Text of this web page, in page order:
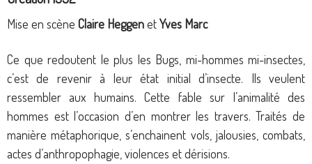
Mise en scène Claire HeggenetYves Marc
Ce que redoutent le plus les Bugs, mi-hommes mi-insectes,
c’est de revenir à leur état initial d’insecte. Ils veulent
ressembler aux humains. Cette fable sur l’animalité des
hommes est l’occasion d’en montrer les travers. Traités de
manière métaphorique, s’enchainent vols, jalousies, combats,
actes d’anthropophagie, violences et dérisions.